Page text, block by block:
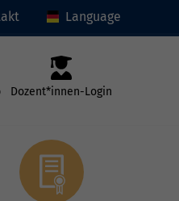
Language
Dozent*innen-Login